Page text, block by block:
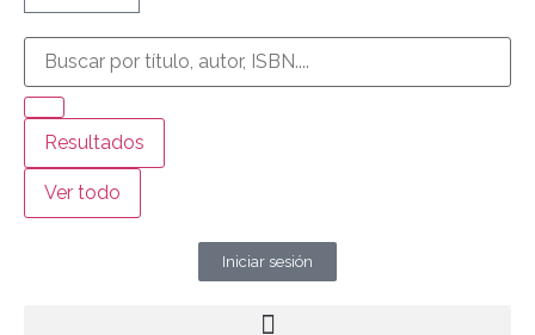
Resultados
Ver todo
Iniciar sesión